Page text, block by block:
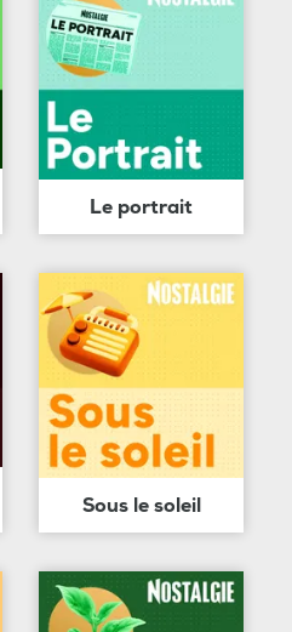
Le portrait
Sous le soleil